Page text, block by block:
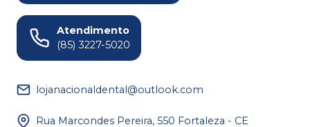
Atendimento
(85) 3227-5020
lojanacionaldental@outlook.com
Rua Marcondes Pereira, 550 Fortaleza - CE